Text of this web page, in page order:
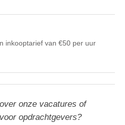
inkooptarief van €50 per uur
onze vacatures of
opdrachtgevers?